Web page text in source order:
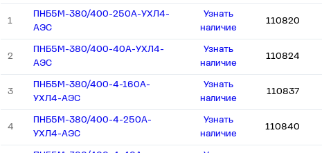
1
ПНБ5М-380/400-250А-УХЛ4-
АЭС
Узнать
наличие
110820
2
ПНБ5М-380/400-40А-УХЛ4-
АЭС
Узнать
наличие
110824
3
ПНБ5М-380/400-4-160А-
УХЛ4-АЭС
Узнать
наличие
110837
4
ПНБ5М-380/400-4-250А-
УХЛ4-АЭС
Узнать
наличие
110840